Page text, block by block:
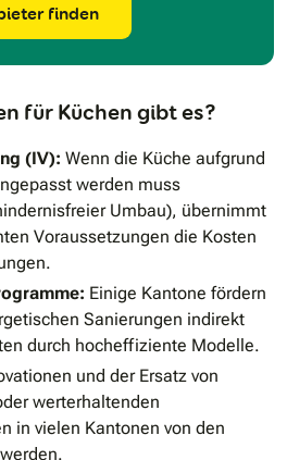
finden
für Küchen gibt es?
(IV): Wenn die Küche aufgrund
werden muss
Umbau), übernimmt
Voraussetzungen die Kosten
Einige Kantone fördern
Sanierungen indirekt
durch hocheffiziente Modelle.
und der Ersatz von
werterhaltenden
in vielen Kantonen von den